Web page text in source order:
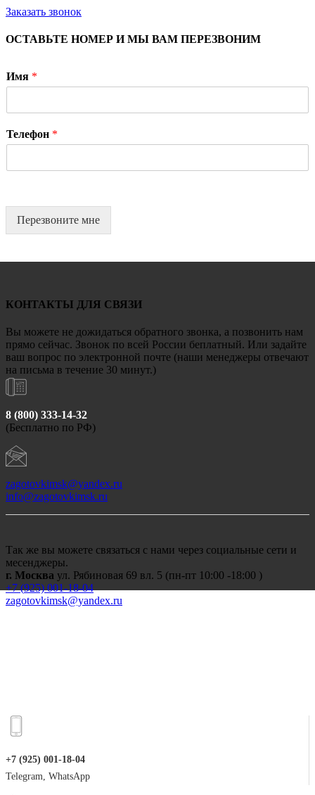
Заказать звонок
ОСТАВЬТЕ НОМЕР И МЫ ВАМ ПЕРЕЗВОНИМ
Имя *
Телефон *
Перезвоните мне
КОНТАКТЫ ДЛЯ СВЯЗИ
Вы можете не дожидаться обратного звонка, а позвонить нам
прямо сейчас. Звонок по всей России беплатный. Или задайте
ваш вопрос по электронной почте (наши менеджеры отвечают
на письма в течение 30 минут.)
8 (800) 333-14-32
(Бесплатно по РФ)
zagotovkimsk@yandex.ru
info@zagotovkimsk.ru
Так же вы можете связаться с нами через социальные сети и
месенджеры.
г. Москва ул. Рябиновая 69 вл. 5 (пн-пт 10:00 -18:00 )
+7 (925) 001-18-04
zagotovkimsk@yandex.ru
+7 (925) 001-18-04
Telegram, WhatsApp